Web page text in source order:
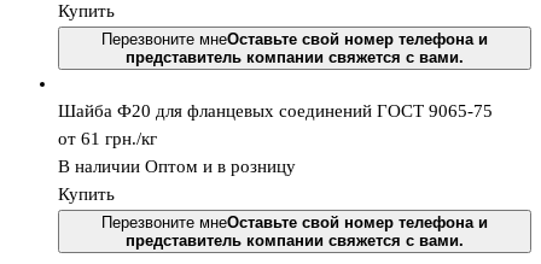
Купить
Перезвоните мнеОставьте свой номер телефона и
представитель компании свяжется с вами.
Шайба Ф20 для фланцевых соединений ГОСТ 9065-75
от 61 грн./кг
В наличии Оптом и в розницу
Купить
Перезвоните мнеОставьте свой номер телефона и
представитель компании свяжется с вами.